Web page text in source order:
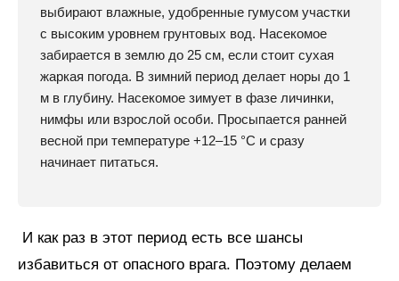
выбирают влажные, удобренные гумусом участки
с высоким уровнем грунтовых вод. Насекомое
забирается в землю до 25 см, если стоит сухая
жаркая погода. В зимний период делает норы до 1
м в глубину. Насекомое зимует в фазе личинки,
нимфы или взрослой особи. Просыпается ранней
весной при температуре +12–15 °С и сразу
начинает питаться.
И как раз в этот период есть все шансы
избавиться от опасного врага. Поэтому делаем